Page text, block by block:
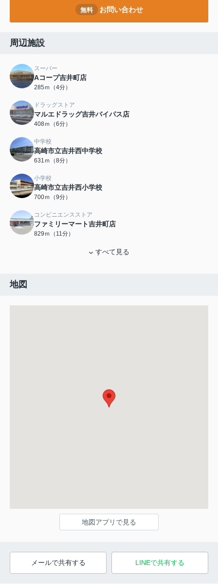
無料 お問い合わせ
周辺施設
スーパー
Aコープ吉井町店
285ｍ（4分）
ドラッグストア
マルエドラッグ吉井バイパス店
408ｍ（6分）
中学校
高崎市立吉井西中学校
631ｍ（8分）
小学校
高崎市立吉井西小学校
700ｍ（9分）
コンビニエンスストア
ファミリーマート吉井町店
829ｍ（11分）
すべて見る
地図
地図アプリで見る
メールで共有する LINEで共有する